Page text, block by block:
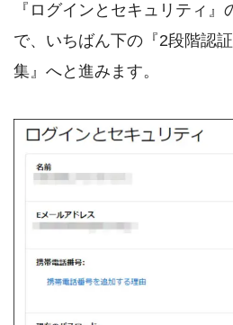
『ログインとセキュリティ
で、いちばん下の『2段階認
集』へと進みます。